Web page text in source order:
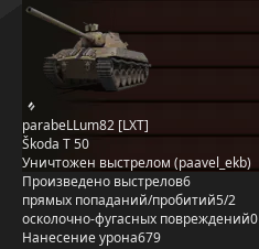
parabeLLum82 [LXT]
Škoda T 50
Уничтожен выстрелом (paavel_ekb)
Произведено выстрелов6
прямых попаданий/пробитий5/2
осколочно-фугасных повреждений0
Нанесение урона679